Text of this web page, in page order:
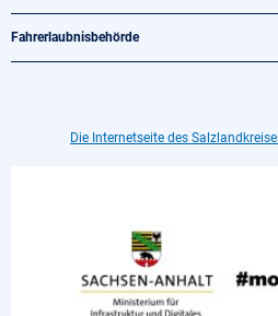
Fahrerlaubnisbehörde
Die Internetseite des